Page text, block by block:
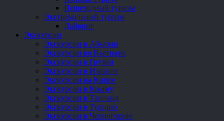
Пешеходный туризм
Экстремальный туризм
Дайвинг
Экскурсии
Экскурсии в Абхазии
Экскурсии во Вьетнаме
Экскурсии в Грузии
Экскурсии в Израиле
Экскурсии на Кипре
Экскурсии в Крыму
Экскурсии в Таиланд
Экскурсии в Турцию
Экскурсии в Черногорию